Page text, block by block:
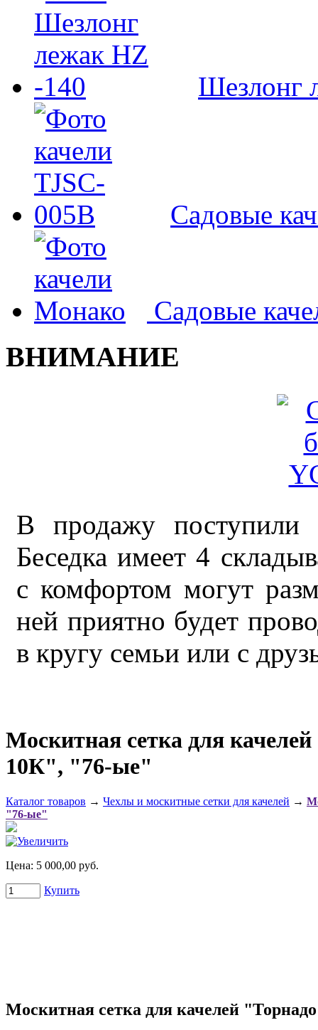
Шезлонг
Садовые
Садовые
ВНИМАНИЕ
В продажу поступили
Беседка имеет 4
с комфортом могут
ней приятно будет
в кругу семьи или с
Москитная сетка для
10К", "76-ые"
Каталог товаров → Чехлы и москитные сетки для качелей →
"76-ые"
Цена: 5 000,00 руб.
Купить
Москитная сетка для качелей